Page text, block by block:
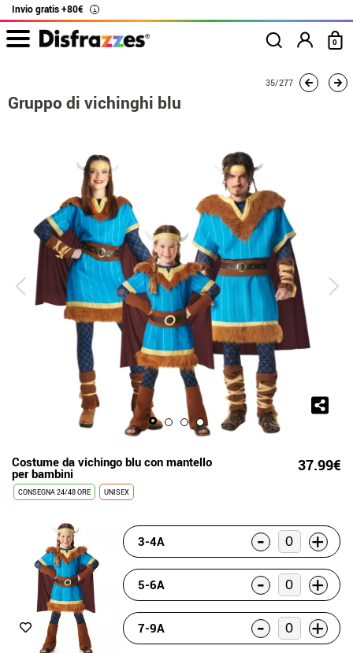
Invio gratis +80€ i
0
Gruppo di vichinghi blu
35/277
Gruppo di vichinghi blu
Costume da vichingo blu con mantello
per bambini 37.99€
CONSEGNA 24/48 ORE UNISEX
3-4A - +
5-6A - +
7-9A - +